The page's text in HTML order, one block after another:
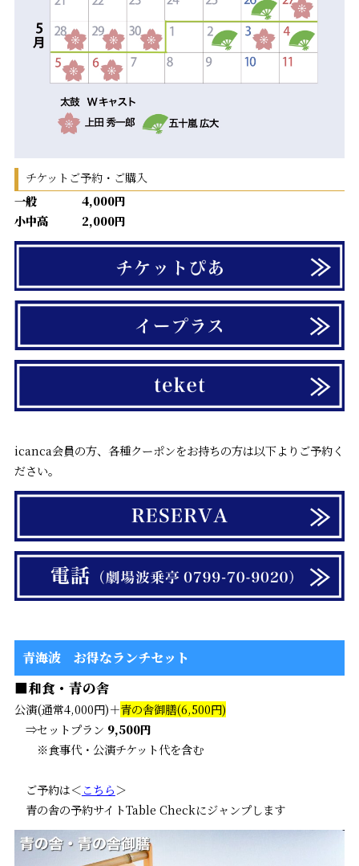
チケットご予約・ご購入
一般 4,000円
小中高 2,000円
icanca会員の方、各種クーポンをお持ちの方は以下よりご予約く
ださい。
青海波 お得なランチセット
■和食・青の舎
公演(通常4,000円)＋青の舎御膳(6,500円)
⇒セットプラン 9,500円
※食事代・公演チケット代を含む
ご予約は＜ こちら＞
青の舎の予約サイトTable Checkにジャンプします